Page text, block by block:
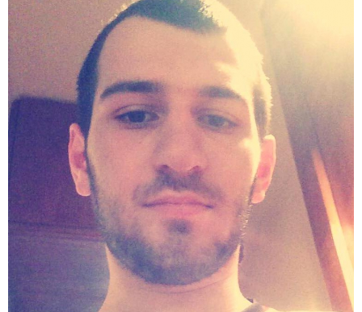
18 წელი აგვისტოს ომიდან - ტრაგიკული
მოვლენების ქრონოლოგია, რომელიც
შესაძლოა, აღარ გვახსოვს
"დასრულდა 9-თვიანი კოშმარი
570 ოჯახისთვის" - "სფერო
ჰოლდინგის" თანამშრომლებს
განაჩენი გამოუტანეს: რა
სასჯელი ელოდებათ სოფიკო
პეტრიაშვილსა და გივი
წულეისკირს
გამოქვეყნდა SpaceX-ის რაკეტის
ფრაგმენტის მთვარესთან
შეჯახების ამსახველი კადრები -
ორბიტალურმა აპარატმა